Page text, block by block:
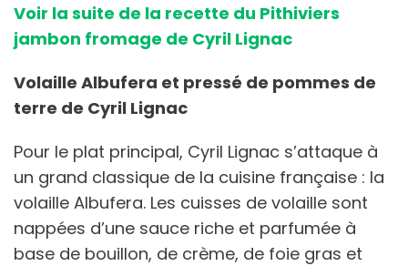
Voir la suite de la recette du Pithiviers
jambon fromage de Cyril Lignac
Volaille Albufera et pressé de pommes de
terre de Cyril Lignac
Pour le plat principal, Cyril Lignac s’attaque à
un grand classique de la cuisine française : la
volaille Albufera. Les cuisses de volaille sont
nappées d’une sauce riche et parfumée à
base de bouillon, de crème, de foie gras et